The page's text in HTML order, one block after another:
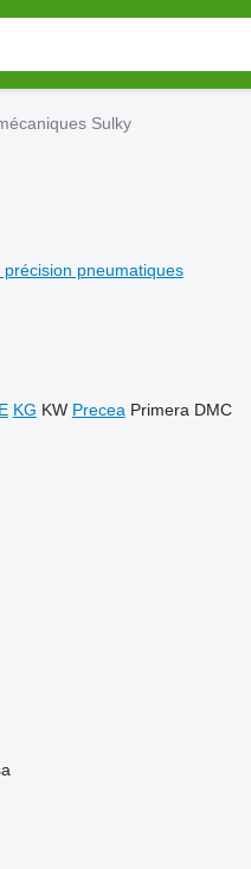
Sulky
pneumatiques
KG KW Precea Primera DMC